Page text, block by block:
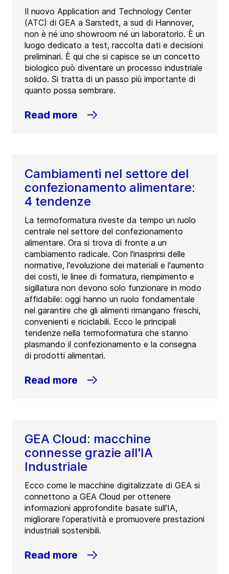
Il nuovo Application and Technology Center
(ATC) di GEA a Sarstedt, a sud di Hannover,
non è né uno showroom né un laboratorio. È un
luogo dedicato a test, raccolta dati e decisioni
preliminari. È qui che si capisce se un concetto
biologico può diventare un processo industriale
solido. Si tratta di un passo più importante di
quanto possa sembrare.
Read more
Cambiamenti nel settore del
confezionamento alimentare:
4 tendenze
La termoformatura riveste da tempo un ruolo
centrale nel settore del confezionamento
alimentare. Ora si trova di fronte a un
cambiamento radicale. Con l'inasprirsi delle
normative, l'evoluzione dei materiali e l'aumento
dei costi, le linee di formatura, riempimento e
sigillatura non devono solo funzionare in modo
affidabile: oggi hanno un ruolo fondamentale
nel garantire che gli alimenti rimangano freschi,
convenienti e riciclabili. Ecco le principali
tendenze nella termoformatura che stanno
plasmando il confezionamento e la consegna
di prodotti alimentari.
Read more
GEA Cloud: macchine
connesse grazie all'IA
Industriale
Ecco come le macchine digitalizzate di GEA si
connettono a GEA Cloud per ottenere
informazioni approfondite basate sull'IA,
migliorare l'operatività e promuovere prestazioni
industriali sostenibili.
Read more